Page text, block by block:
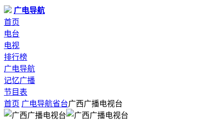
广电导航
首页
电台
电视
排行榜
广电导航
记忆广播
节目表
首页 广电导航省台广西广播电视台